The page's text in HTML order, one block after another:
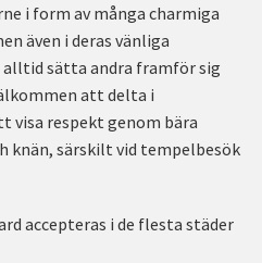
i form av många charmiga
även i deras vänliga
sätta andra framför sig
att delta i
visa respekt genom bära
knän, särskilt vid tempelbesök
accepteras i de flesta städer